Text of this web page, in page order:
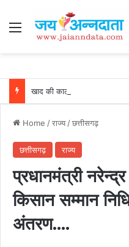
Menu
Home /राज्य/छत्तीसगढ़
छत्तीसगढ़ राज्य
प्रधानमंत्री
किसान सम्मान
अंतरण….